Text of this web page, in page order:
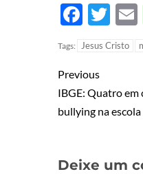
Tags: Jesus Cristo
Previous
IBGE: Quatro em
bullying na escola
Deixe um